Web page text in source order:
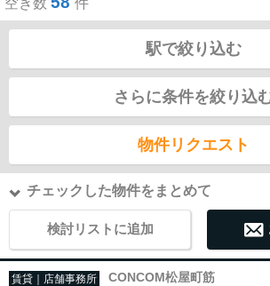
駅で絞り込む
さらに条件を絞り込
物件リクエスト
チェックした物件をまとめて
検討リストに追加
賃貸｜店舗事務所 CONCOM松屋町筋